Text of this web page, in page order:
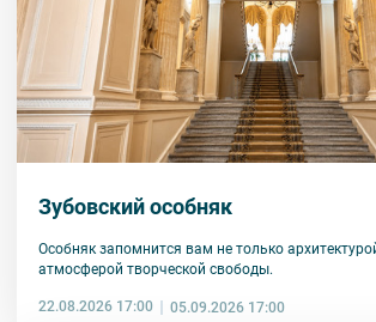
Зубовский особняк
Особняк запомнится вам не только
атмосферой творческой свободы.
22.08.2026 17:00 05.09.2026 17:00